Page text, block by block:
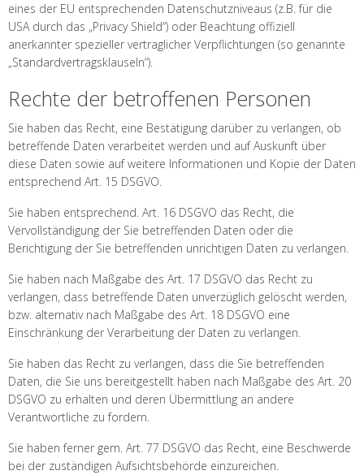
eines der EU entsprechenden Datenschutzniveaus (z.B. für die
USA durch das „Privacy Shield“) oder Beachtung offiziell
anerkannter spezieller vertraglicher Verpflichtungen (so genannte
„Standardvertragsklauseln“).
Rechte der betroffenen Personen
Sie haben das Recht, eine Bestätigung darüber zu verlangen, ob
betreffende Daten verarbeitet werden und auf Auskunft über
diese Daten sowie auf weitere Informationen und Kopie der Daten
entsprechend Art. 15 DSGVO.
Sie haben entsprechend. Art. 16 DSGVO das Recht, die
Vervollständigung der Sie betreffenden Daten oder die
Berichtigung der Sie betreffenden unrichtigen Daten zu verlangen.
Sie haben nach Maßgabe des Art. 17 DSGVO das Recht zu
verlangen, dass betreffende Daten unverzüglich gelöscht werden,
bzw. alternativ nach Maßgabe des Art. 18 DSGVO eine
Einschränkung der Verarbeitung der Daten zu verlangen.
Sie haben das Recht zu verlangen, dass die Sie betreffenden
Daten, die Sie uns bereitgestellt haben nach Maßgabe des Art. 20
DSGVO zu erhalten und deren Übermittlung an andere
Verantwortliche zu fordern.
Sie haben ferner gem. Art. 77 DSGVO das Recht, eine Beschwerde
bei der zuständigen Aufsichtsbehörde einzureichen.